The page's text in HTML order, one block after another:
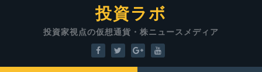
投資ラボ
投資家視点の仮想通貨・株ニュースメディア